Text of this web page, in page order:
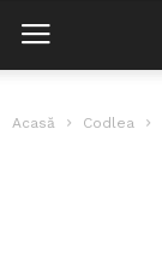
Acasă Codlea